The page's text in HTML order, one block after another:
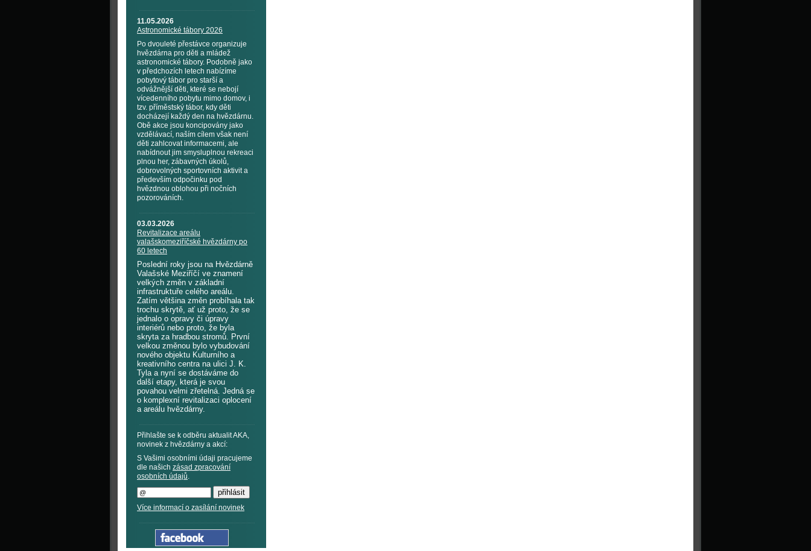
11.05.2026
Astronomické tábory 2026
Po dvouleté přestávce organizuje
hvězdárna pro děti a mládež
astronomické tábory. Podobně jako
v předchozích letech nabízíme
pobytový tábor pro starší a
odvážnější děti, které se nebojí
vícedenního pobytu mimo domov, i
tzv. příměstský tábor, kdy děti
docházejí každý den na hvězdárnu.
Obě akce jsou koncipovány jako
vzdělávací, naším cílem však není
děti zahlcovat informacemi, ale
nabídnout jim smysluplnou rekreaci
plnou her, zábavných úkolů,
dobrovolných sportovních aktivit a
především odpočinku pod
hvězdnou oblohou při nočních
pozorováních.
03.03.2026
Revitalizace areálu
valašskomeziříčské hvězdárny po
60 letech
Poslední roky jsou na Hvězdárně
Valašské Meziříčí ve znamení
velkých změn v základní
infrastruktuře celého areálu.
Zatím většina změn probíhala tak
trochu skrytě, ať už proto, že se
jednalo o opravy či úpravy
interiérů nebo proto, že byla
skryta za hradbou stromů. První
velkou změnou bylo vybudování
nového objektu Kulturního a
kreativního centra na ulici J. K.
Tyla a nyní se dostáváme do
další etapy, která je svou
povahou velmi zřetelná. Jedná se
o komplexní revitalizaci oplocení
a areálu hvězdárny.
Přihlašte se k odběru aktualit AKA,
novinek z hvězdárny a akcí:
S Vašimi osobními údaji pracujeme
dle našich zásad zpracování
osobních údajů.
Více informací o zasílání novinek